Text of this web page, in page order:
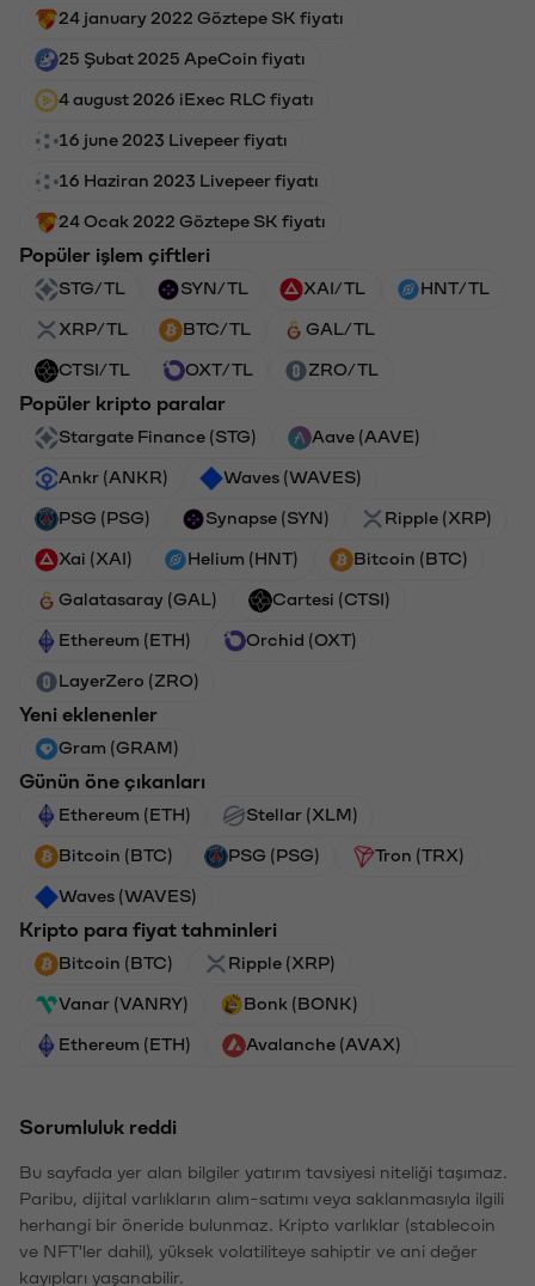
24 january 2022 Göztepe SK fiyatı
25 Şubat 2025 ApeCoin fiyatı
4 august 2026 iExec RLC fiyatı
16 june 2023 Livepeer fiyatı
16 Haziran 2023 Livepeer fiyatı
24 Ocak 2022 Göztepe SK fiyatı
Popüler işlem çiftleri
STG/TL SYN/TL XAI/TL HNT/TL
XRP/TL BTC/TL GAL/TL
CTSI/TL OXT/TL ZRO/TL
Popüler kripto paralar
Stargate Finance (STG) Aave (AAVE)
Ankr (ANKR) Waves (WAVES)
PSG (PSG) Synapse (SYN) Ripple (XRP)
Xai (XAI) Helium (HNT) Bitcoin (BTC)
Galatasaray (GAL) Cartesi (CTSI)
Ethereum (ETH) Orchid (OXT)
LayerZero (ZRO)
Yeni eklenenler
Gram (GRAM)
Günün öne çıkanları
Ethereum (ETH) Stellar (XLM)
Bitcoin (BTC) PSG (PSG) Tron (TRX)
Waves (WAVES)
Kripto para fiyat tahminleri
Bitcoin (BTC) Ripple (XRP)
Vanar (VANRY) Bonk (BONK)
Ethereum (ETH) Avalanche (AVAX)
Sorumluluk reddi
Bu sayfada yer alan bilgiler yatırım tavsiyesi niteliği taşımaz.
Paribu, dijital varlıkların alım-satımı veya saklanmasıyla ilgili
herhangi bir öneride bulunmaz. Kripto varlıklar (stablecoin
ve NFT'ler dahil), yüksek volatiliteye sahiptir ve ani değer
kayıpları yaşanabilir.